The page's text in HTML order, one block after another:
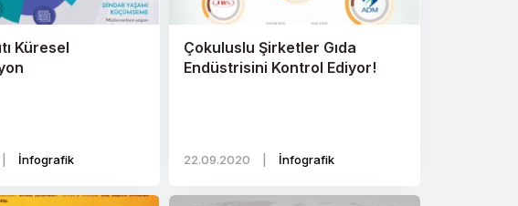
Küresel
İnfografik
Çokuluslu Şirketler Gıda
Endüstrisini Kontrol Ediyor!
22.09.2020 İnfografik